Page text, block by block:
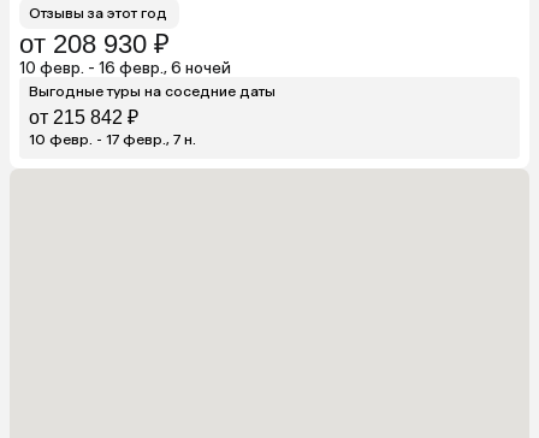
Отзывы за этот год
от 208 930 ₽
10 февр. - 16 февр., 6 ночей
Выгодные туры на соседние даты
от 215 842 ₽
10 февр. - 17 февр., 7 н.